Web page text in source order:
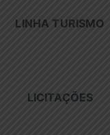
LINHA TURISMO
LICITAÇÕES